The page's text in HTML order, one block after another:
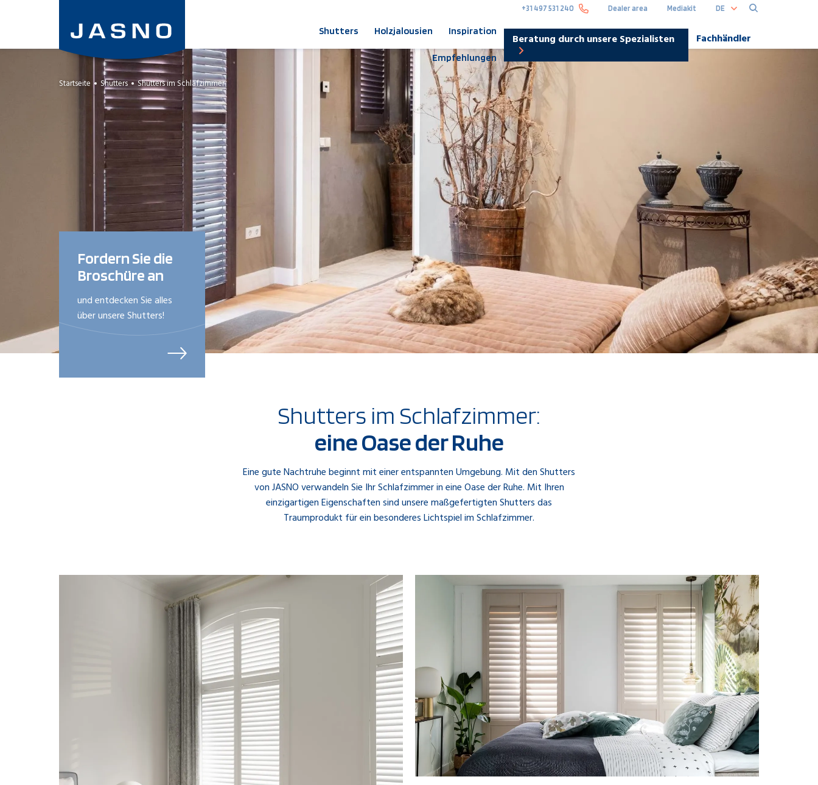
+31 497 531 240 Dealer area Mediakit DE
Shutters Holzjalousien Inspiration
Empfehlungen
Beratung durch unsere Spezialisten Fachhändler
Startseite Shutters Shutters im Schlafzimmer
Fordern Sie die
Broschüre an
und entdecken Sie alles
über unsere Shutters!
Shutters im Schlafzimmer:
eine Oase der Ruhe
Eine gute Nachtruhe beginnt mit einer entspannten Umgebung. Mit den Shutters
von JASNO verwandeln Sie Ihr Schlafzimmer in eine Oase der Ruhe. Mit Ihren
einzigartigen Eigenschaften sind unsere maßgefertigten Shutters das
Traumprodukt für ein besonderes Lichtspiel im Schlafzimmer.